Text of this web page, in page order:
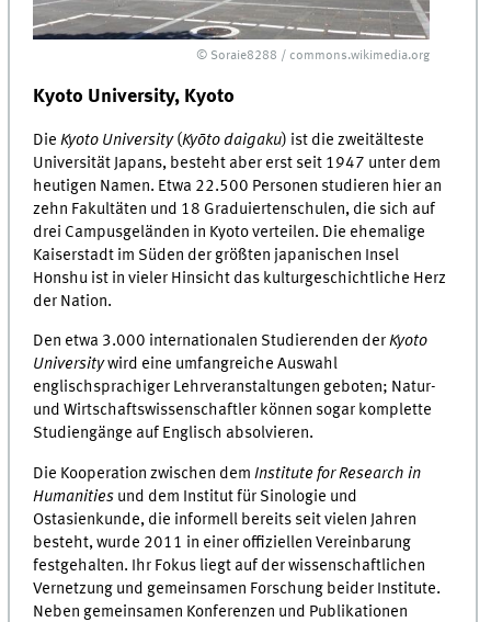
© Soraie8288 / commons.wikimedia.org
Kyoto University, Kyoto
DieKyoto University(Kyōto daigaku) ist die zweitälteste
Universität Japans, besteht aber erst seit 1947 unter dem
heutigen Namen. Etwa 22.500 Personen studieren hier an
zehn Fakultäten und 18 Graduiertenschulen, die sich auf
drei Campusgeländen in Kyoto verteilen. Die ehemalige
Kaiserstadt im Süden der größten japanischen Insel
Honshu ist in vieler Hinsicht das kulturgeschichtliche Herz
der Nation.
Den etwa 3.000 internationalen Studierenden derKyoto
Universitywird eine umfangreiche Auswahl
englischsprachiger Lehrveranstaltungen geboten; Natur-
und Wirtschaftswissenschaftler können sogar komplette
Studiengänge auf Englisch absolvieren.
Die Kooperation zwischen demInstitute for Research in
Humanities und dem Institut für Sinologie und
Ostasienkunde, die informell bereits seit vielen Jahren
besteht, wurde 2011 in einer offiziellen Vereinbarung
festgehalten. Ihr Fokus liegt auf der wissenschaftlichen
Vernetzung und gemeinsamen Forschung beider Institute.
Neben gemeinsamen Konferenzen und Publikationen